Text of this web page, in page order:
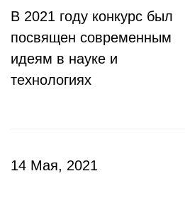
В 2021 году конкурс был
посвящен современным
идеям в науке и
технологиях
14 Мая, 2021